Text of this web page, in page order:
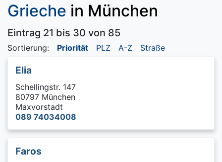
Grieche in München
Eintrag 21 bis 30 von 85
Sortierung: Priorität PLZ A-Z Straße
Elia
Schellingstr. 147
80797 München
Maxvorstadt
089 74034008
Faros